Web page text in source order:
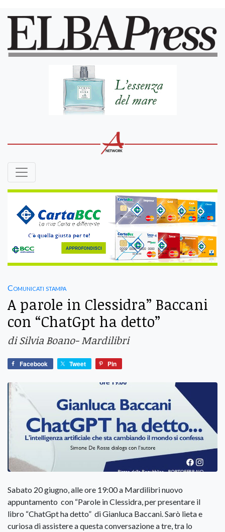
Comunicati stampa
A parole in Clessidra” Baccani
con “ChatGpt ha detto”
di Silvia Boano- Mardilibri
Facebook Tweet Pin
Sabato 20 giugno, alle ore 19:00 a Mardilibri nuovo
appuntamento con “Parole in Clessidra, per presentare il
libro “ChatGpt ha detto” di Gianluca Baccani. Sarò lieta e
curiosa di assistere a questa conversazione a tre, tra lo